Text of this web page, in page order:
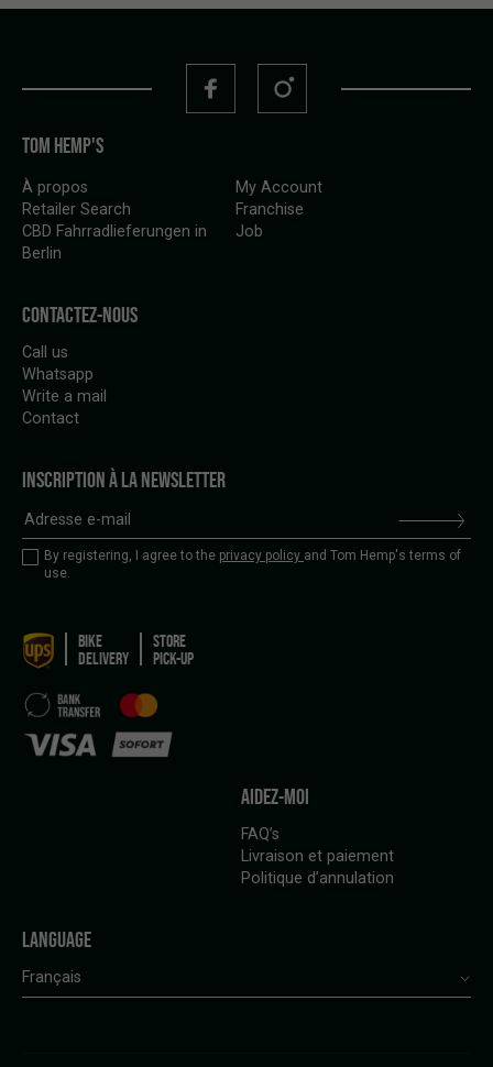
TOM HEMP'S
À propos
Retailer Search
CBD Fahrradlieferungen in
Berlin
My Account
Franchise
Job
CONTACTEZ-NOUS
Call us
Whatsapp
Write a mail
Contact
INSCRIPTION À LA NEWSLETTER
By registering, I agree to the privacy policy and Tom Hemp's terms of
use.
BIKE
DELIVERY
STORE
PICK-UP
AIDEZ-MOI
FAQ’s
Livraison et paiement
Politique d’annulation
LANGUAGE
Français